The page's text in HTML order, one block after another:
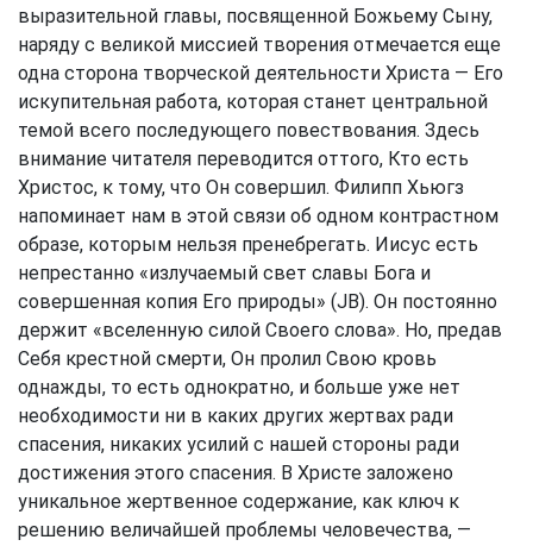
выразительной главы, посвященной Божьему Сыну,
наряду с великой миссией творения отмечается еще
одна сторона творческой деятельности Христа — Его
искупительная работа, которая станет центральной
темой всего последующего повествования. Здесь
внимание читателя переводится оттого, Кто есть
Христос, к тому, что Он совершил. Филипп Хьюгз
напоминает нам в этой связи об одном контрастном
образе, которым нельзя пренебрегать. Иисус есть
непрестанно «излучаемый свет славы Бога и
совершенная копия Его природы» (JB). Он постоянно
держит «вселенную силой Своего слова». Но, предав
Себя крестной смерти, Он пролил Свою кровь
однажды, то есть однократно, и больше уже нет
необходимости ни в каких других жертвах ради
спасения, никаких усилий с нашей стороны ради
достижения этого спасения. В Христе заложено
уникальное жертвенное содержание, как ключ к
решению величайшей проблемы человечества, —